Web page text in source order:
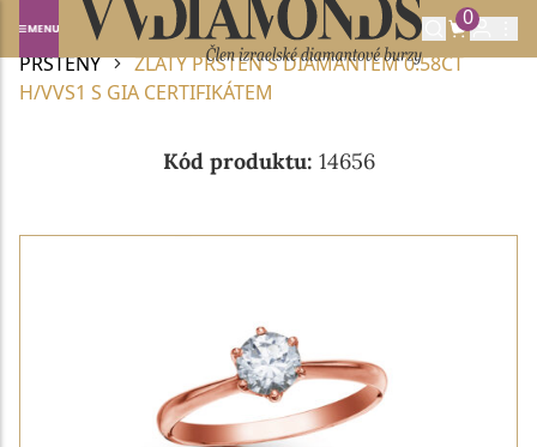
0
Domů DIAMANTOVÉ ŠPERKY
DIAMANTOVÉ
PRSTENY
ZLATÝ PRSTEN S DIAMANTEM 0.58CT
H/VVS1 S GIA CERTIFIKÁTEM
Kód produktu: 14656